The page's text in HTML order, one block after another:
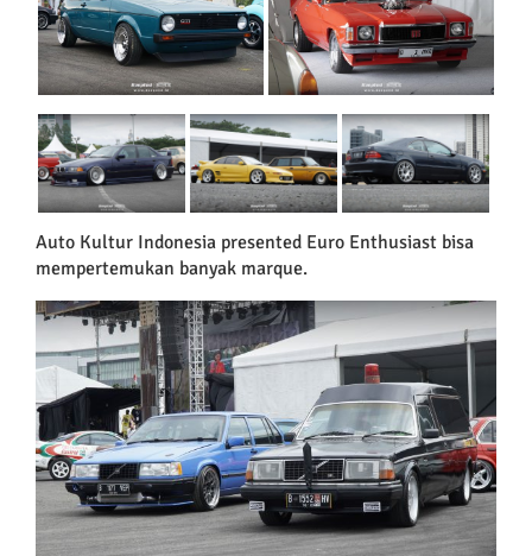
Auto Kultur Indonesia presented Euro Enthusiast bisa
mempertemukan banyak marque.